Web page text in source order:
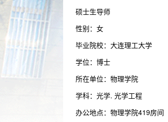
硕士生导师
性别：女
毕业院校：大连理工大学
学位：博士
所在单位：物理学院
学科：光学. 光学工程
办公地点：物理学院419房间